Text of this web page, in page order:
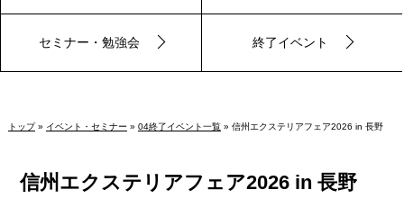
セミナー・勉強会 終了イベント
トップ» イベント・セミナー » 04終了イベント一覧» 信州エクステリアフェア2026 in 長野
信州エクステリアフェア2026 in 長野